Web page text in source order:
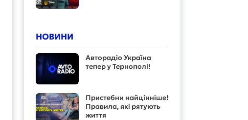
НОВИНИ
Авторадіо Україна
тепер у Тернополі!
Пристебни найцінніше!
Правила, які рятують
життя